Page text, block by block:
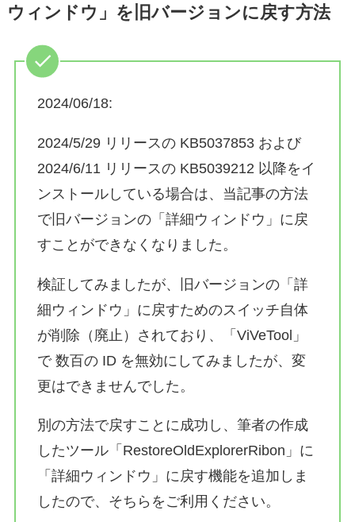
ウィンドウ」を旧バージョンに戻す方法
2024/06/18:
2024/5/29 リリースの KB5037853 および
2024/6/11 リリースの KB5039212 以降をイ
ンストールしている場合は、当記事の方法
で旧バージョンの「詳細ウィンドウ」に戻
すことができなくなりました。
検証してみましたが、旧バージョンの「詳
細ウィンドウ」に戻すためのスイッチ自体
が削除（廃止）されており、「ViVeTool」
で 数百の ID を無効にしてみましたが、変
更はできませんでした。
別の方法で戻すことに成功し、筆者の作成
したツール「RestoreOldExplorerRibon」に
「詳細ウィンドウ」に戻す機能を追加しま
したので、そちらをご利用ください。